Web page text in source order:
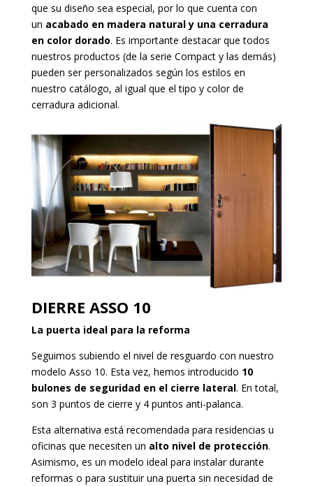
que su diseño sea especial, por lo que cuenta con
un acabado en madera natural y una cerradura
en color dorado. Es importante destacar que todos
nuestros productos (de la serie Compact y las demás)
pueden ser personalizados según los estilos en
nuestro catálogo, al igual que el tipo y color de
cerradura adicional.
DIERRE ASSO 10
La puerta ideal para la reforma
Seguimos subiendo el nivel de resguardo con nuestro
modelo Asso 10. Esta vez, hemos introducido 10
bulones de seguridad en el cierre lateral. En total,
son 3 puntos de cierre y 4 puntos anti-palanca.
Esta alternativa está recomendada para residencias u
oficinas que necesiten un alto nivel de protección.
Asimismo, es un modelo ideal para instalar durante
reformas o para sustituir una puerta sin necesidad de